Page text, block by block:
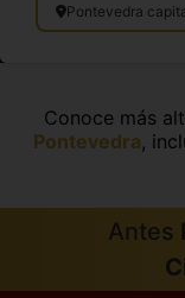
Pontevedra
Conoce más
Pontevedra,
Antes